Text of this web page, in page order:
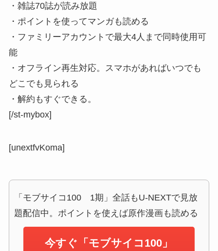
・雑誌70誌が読み放題
・ポイントを使ってマンガも読める
・ファミリーアカウントで最大4人まで同時使用可
能
・オフライン再生対応。スマホがあればいつでも
どこでも見られる
・解約もすぐできる。
[/st-mybox]
[unextfvKoma]
「モブサイコ100 1期」全話もU-NEXTで見放
題配信中。ポイントを使えば原作漫画も読める
今すぐ「モブサイコ100」